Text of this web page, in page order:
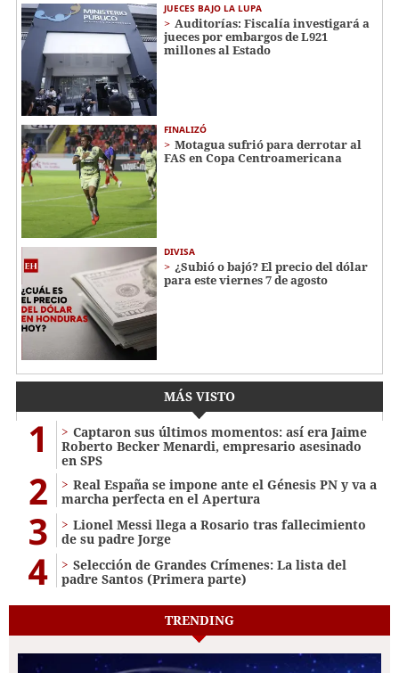
JUECES BAJO LA LUPA
Auditorías: Fiscalía investigará a
jueces por embargos de L921
millones al Estado
FINALIZÓ
Motagua sufrió para derrotar al
FAS en Copa Centroamericana
DIVISA
¿Subió o bajó? El precio del dólar
para este viernes 7 de agosto
MÁS VISTO
1
Captaron sus últimos momentos: así era Jaime
Roberto Becker Menardi​​​, empresario asesinado
en SPS
2
Real España se impone ante el Génesis PN y va a
marcha perfecta en el Apertura
3
Lionel Messi llega a Rosario tras fallecimiento
de su padre Jorge
4
Selección de Grandes Crímenes: La lista del
padre Santos (Primera parte)
TRENDING